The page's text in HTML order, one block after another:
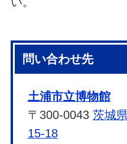
問い合わせ先
土浦市立博物館
〒300-0043 茨城
15-18